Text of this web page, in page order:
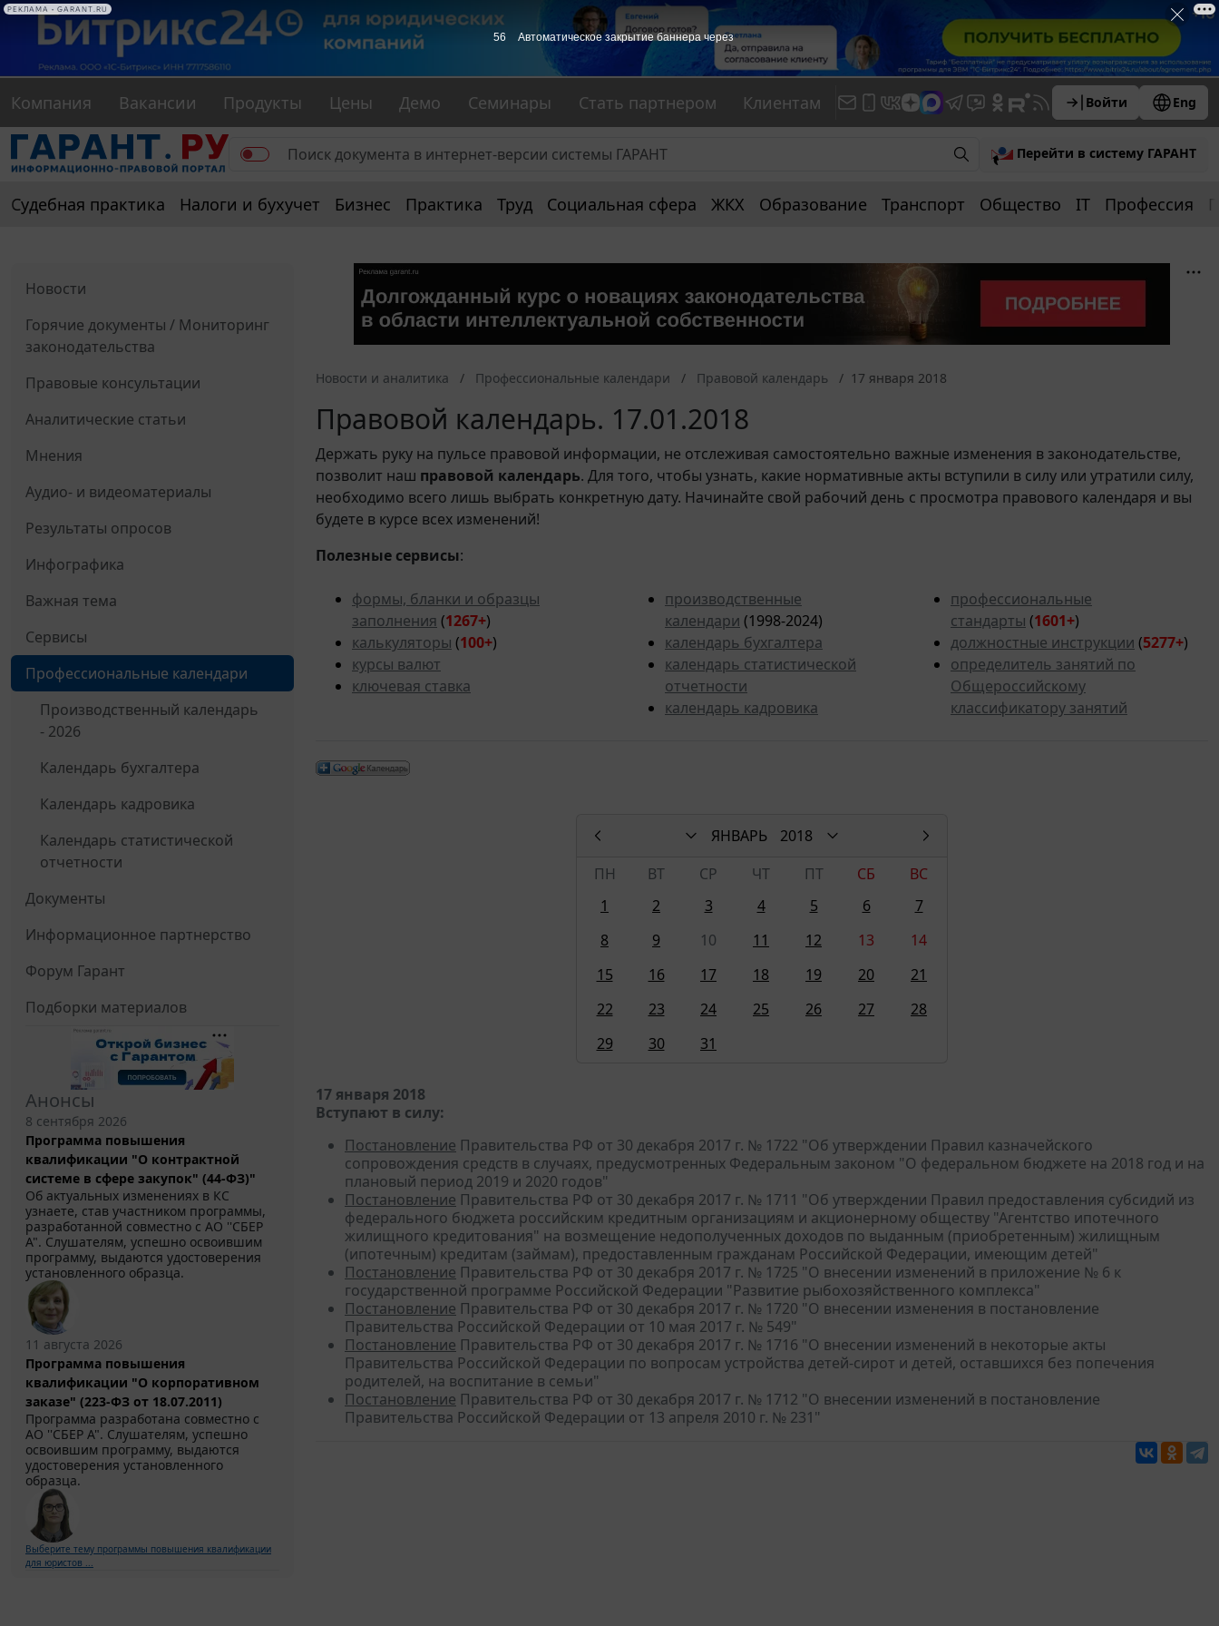
Компания Вакансии Продукты Цены Демо Семинары Стать партнером Клиентам Войти Eng
Перейти в систему ГАРАНТ
Судебная практика Налоги и бухучет Бизнес Практика Труд Социальная сфера ЖКХ Образование Транспорт Общество IT Профессия
Новости
Горячие документы / Мониторинг
законодательства
Правовые консультации
Аналитические статьи
Мнения
Аудио- и видеоматериалы
Результаты опросов
Инфографика
Важная тема
Сервисы
Профессиональные календари
Производственный календарь
- 2026
Календарь бухгалтера
Календарь кадровика
Календарь статистической
отчетности
Документы
Информационное партнерство
Форум Гарант
Подборки материалов
Анонсы
8 сентября 2026
Программа повышения
квалификации "О контрактной
системе в сфере закупок" (44-ФЗ)"
Об актуальных изменениях в КС
узнаете, став участником программы,
разработанной совместно с АО ''СБЕР
А". Слушателям, успешно освоившим
программу, выдаются удостоверения
установленного образца.
11 августа 2026
Программа повышения
квалификации "О корпоративном
заказе" (223-ФЗ от 18.07.2011)
Программа разработана совместно с
АО ''СБЕР А". Слушателям, успешно
освоившим программу, выдаются
удостоверения установленного
образца.
Выберите тему программы повышения квалификации
для юристов ...
Новости и аналитика Профессиональные календари Правовой календарь 17 января 2018
Правовой календарь. 17.01.2018
Держать руку на пульсе правовой информации, не отслеживая самостоятельно важные изменения в законодательстве,
позволит наш правовой календарь. Для того, чтобы узнать, какие нормативные акты вступили в силу или утратили силу,
необходимо всего лишь выбрать конкретную дату. Начинайте свой рабочий день с просмотра правового календаря и вы
будете в курсе всех изменений!
Полезные сервисы:
формы, бланки и образцы
заполнения (1267+)
калькуляторы (100+)
курсы валют
ключевая ставка
производственные
календари (1998-2024)
календарь бухгалтера
календарь статистической
отчетности
календарь кадровика
профессиональные
стандарты (1601+)
должностные инструкции (5277+)
определитель занятий по
Общероссийскому
классификатору занятий
ЯНВАРЬ
2018
ПН
ВТ СР ЧТ ПТ СБ
ВС
1
2 3 4 5 6
7
8
9 10 11 12 13
14
15
16 17 18 19 20
21
22
23 24 25 26 27
28
29
30 31
17 января 2018
Вступают в силу:
Постановление Правительства РФ от 30 декабря 2017 г. № 1722 "Об утверждении Правил казначейского
сопровождения средств в случаях, предусмотренных Федеральным законом "О федеральном бюджете на 2018 год и на
плановый период 2019 и 2020 годов"
Постановление Правительства РФ от 30 декабря 2017 г. № 1711 "Об утверждении Правил предоставления субсидий из
федерального бюджета российским кредитным организациям и акционерному обществу "Агентство ипотечного
жилищного кредитования" на возмещение недополученных доходов по выданным (приобретенным) жилищным
(ипотечным) кредитам (займам), предоставленным гражданам Российской Федерации, имеющим детей"
Постановление Правительства РФ от 30 декабря 2017 г. № 1725 "О внесении изменений в приложение № 6 к
государственной программе Российской Федерации "Развитие рыбохозяйственного комплекса"
Постановление Правительства РФ от 30 декабря 2017 г. № 1720 "О внесении изменения в постановление
Правительства Российской Федерации от 10 мая 2017 г. № 549"
Постановление Правительства РФ от 30 декабря 2017 г. № 1716 "О внесении изменений в некоторые акты
Правительства Российской Федерации по вопросам устройства детей-сирот и детей, оставшихся без попечения
родителей, на воспитание в семьи"
Постановление Правительства РФ от 30 декабря 2017 г. № 1712 "О внесении изменений в постановление
Правительства Российской Федерации от 13 апреля 2010 г. № 231"
56 Автоматическое закрытие баннера через
РЕКЛАМА • GARANT.RU